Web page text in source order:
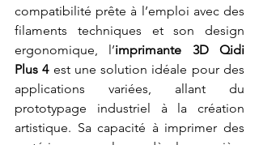
compatibilité prête à l’emploi avec des
filaments techniques et son design
ergonomique, l’imprimante 3D Qidi
Plus 4 est une solution idéale pour des
applications variées, allant du
prototypage industriel à la création
artistique. Sa capacité à imprimer des